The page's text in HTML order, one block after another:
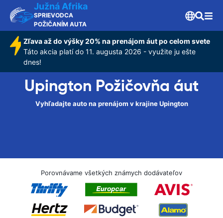
Južná Afrika
SPRIEVODCA
POŽIČANÍM AUTA
Zľava až do výšky 20% na prenájom áut po celom svete
Táto akcia platí do 11. augusta 2026 - využite ju ešte
dnes!
Upington Požičovňa áut
Vyhľadajte auto na prenájom v krajine Upington
Porovnávame všetkých známych dodávateľov